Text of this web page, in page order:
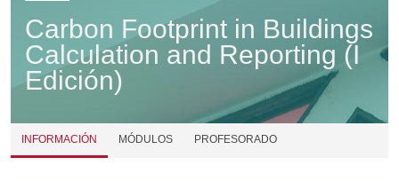
Carbon Footprint in Buildings
Calculation and Reporting (I
Edición)
INFORMACIÓN MÓDULOS PROFESORADO